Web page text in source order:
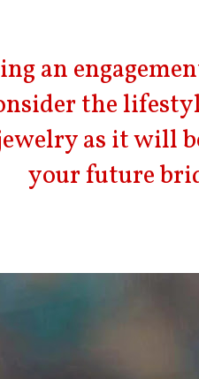
an
the
as it will
your future